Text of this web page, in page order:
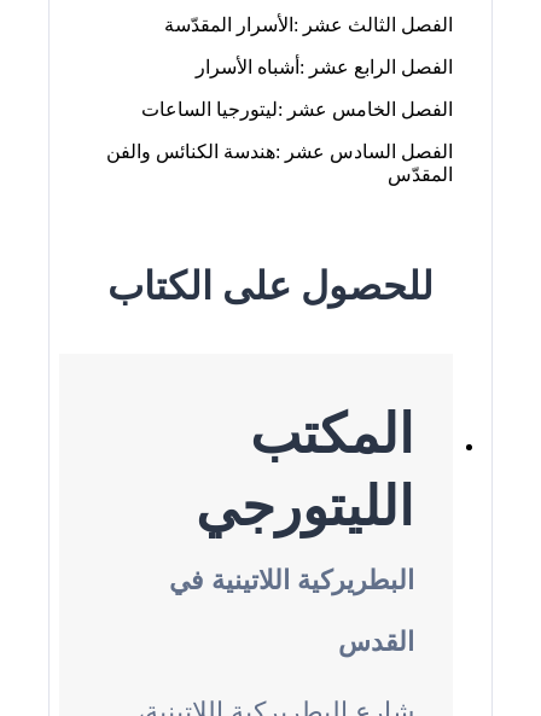
الفصل‭ ‬الثالث‭ ‬عشر‭: ‬الأسرار‭ ‬المقدّسة‭ ‬ ‭ ‬
الفصل‭ ‬الرابع‭ ‬عشر‭: ‬أشباه‭ ‬الأسرار‭ ‬ ‭ ‬
الفصل‭ ‬الخامس‭ ‬عشر‭: ‬ليتورجيا‭ ‬الساعات‭ ‬ ‭ ‬
‬المقدّس‭
للحصول على الكتاب
المكتب
الليتورجي
البطريركية اللاتينية في
القدس